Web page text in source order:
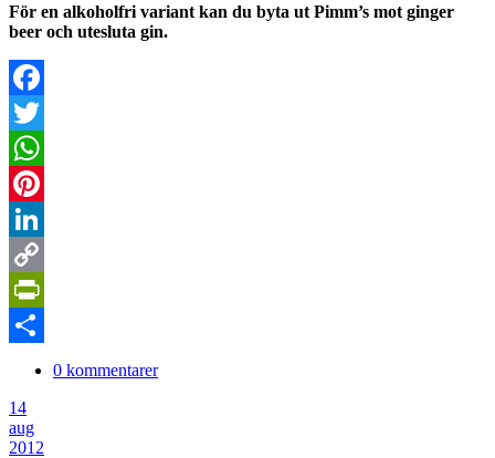
För en alkoholfri variant kan du byta ut Pimm’s mot ginger
beer och utesluta gin.
Facebook
Twitter
WhatsApp
Pinterest
LinkedIn
Copy
Link
PrintFriendly
0 kommentarer
14
aug
2012